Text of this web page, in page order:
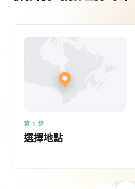
第 1 步
選擇地點